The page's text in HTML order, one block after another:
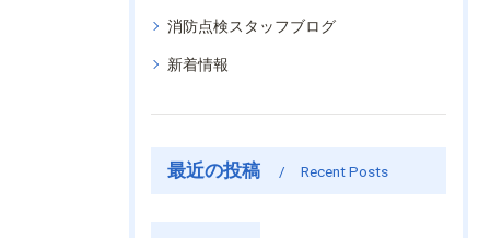
消防点検スタッフブログ
新着情報
最近の投稿 Recent Posts